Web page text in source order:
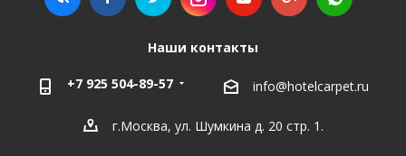
Наши контакты
+7 925 504-89-57 info@hotelcarpet.ru
г.Москва, ул. Шумкина д. 20 стр. 1.